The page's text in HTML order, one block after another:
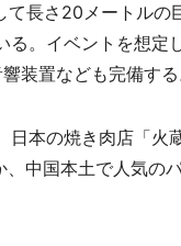
長さ20メートルの
る。イベントを想
装置なども完備する
本の焼き肉店「火
中国本土で人気の